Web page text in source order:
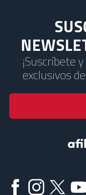
¡Suscríbete
exclusivos